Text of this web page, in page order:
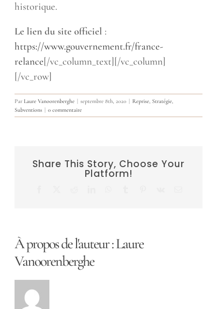
historique.
Le lien du site officiel :
https://www.gouvernement.fr/france-
relance[/vc_column_text][/vc_column]
[/vc_row]
Par Laure Vanoorenberghe septembre 8th, 2020 Reprise, Stratégie,
Subventions
0 commentaire
Share This Story, Choose Your
Platform!
À propos de l'auteur :Laure
Vanoorenberghe